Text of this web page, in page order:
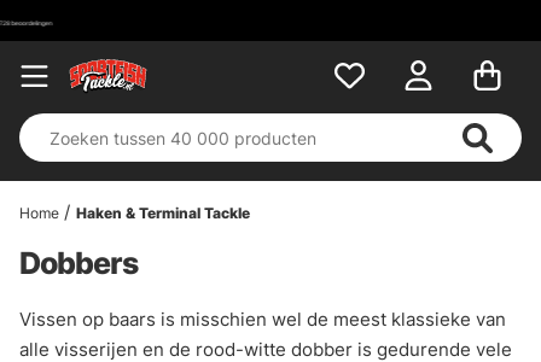
Home Haken & Terminal Tackle
Dobbers
Vissen op baars is misschien wel de meest klassieke van
alle visserijen en de rood-witte dobber is gedurende vele